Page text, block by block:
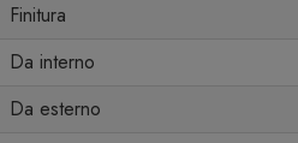
Finitura
Da interno
Da esterno